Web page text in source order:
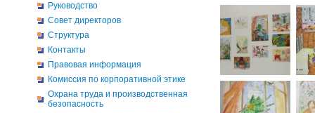
Руководство
Совет директоров
Структура
Контакты
Правовая информация
Комиссия по корпоративной этике
Охрана труда и производственная
безопасность